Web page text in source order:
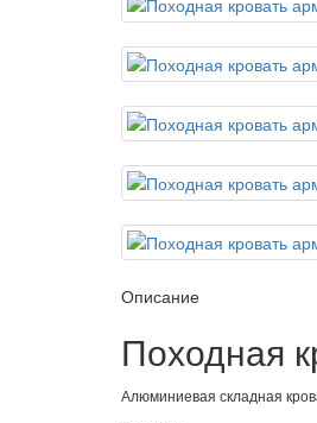
Описание
Походная
Алюминиевая складная